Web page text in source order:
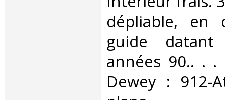
dépliable, en
guide
années 90.. . .
Dewey : 912-